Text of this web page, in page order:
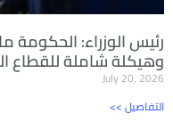
رئيس الوزراء: الحكومة
وهيكلة شاملة للقطاع
July 20, 2026
<< التفاصيل